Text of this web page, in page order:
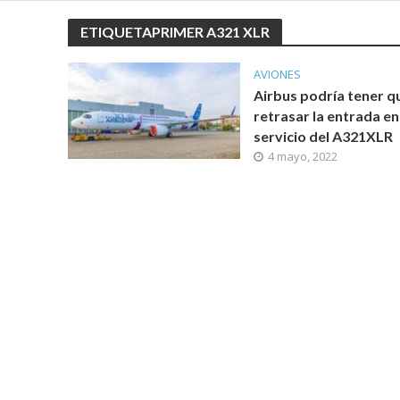
ETIQUETAPRIMER A321 XLR
AVIONES
Airbus podría tener
retrasar la entrada en
servicio del A321XLR
4 mayo, 2022